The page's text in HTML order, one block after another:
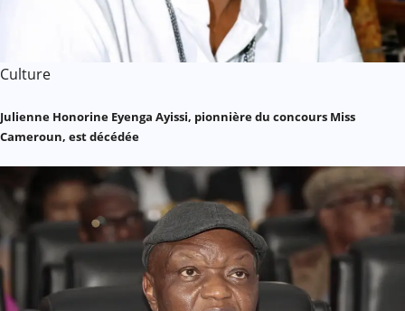
Culture
Julienne Honorine Eyenga Ayissi, pionnière du concours Miss
Cameroun, est décédée